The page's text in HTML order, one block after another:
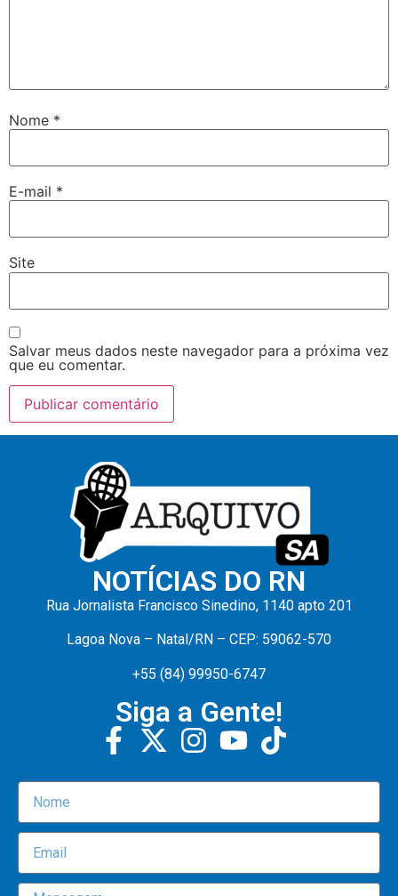
Nome *
E-mail *
Site
Salvar meus dados neste navegador para a próxima vez
que eu comentar.
NOTÍCIAS DO RN
Rua Jornalista Francisco Sinedino, 1140 apto 201
Lagoa Nova – Natal/RN – CEP: 59062-570
+55 (84) 99950-6747
Siga a Gente!